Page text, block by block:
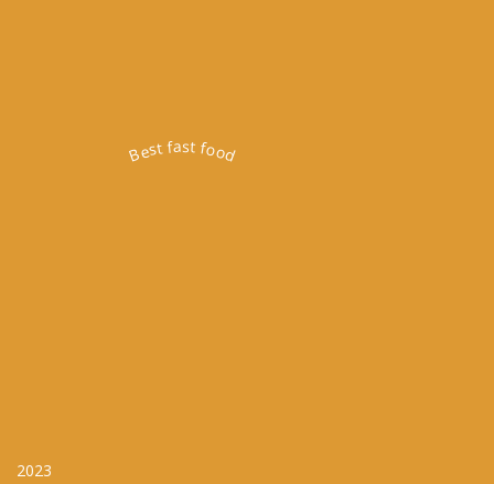
Best fast food
2023